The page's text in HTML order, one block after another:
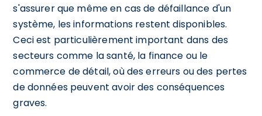
s'assurer que même en cas de défaillance d'un
système, les informations restent disponibles.
Ceci est particulièrement important dans des
secteurs comme la santé, la finance ou le
commerce de détail, où des erreurs ou des pertes
de données peuvent avoir des conséquences
graves.